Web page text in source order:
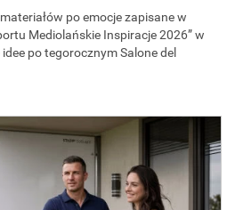
po emocje zapisane w
Mediolańskie Inspiracje 2026” w
idee po tegorocznym Salone del